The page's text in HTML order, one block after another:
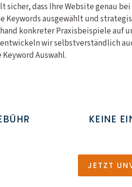
dass Ihre Website genau
Keywords ausgewählt und
konkreter Praxisbeispiele auf
entwickeln wir selbstverständlich
Auswahl.
KEINE
JETZT